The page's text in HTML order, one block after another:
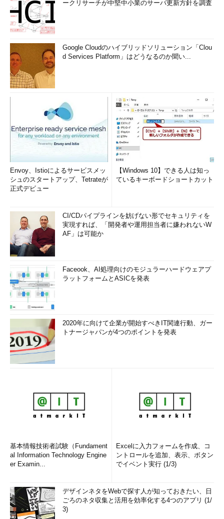
ークリサーチが中堅中小業のサーバ更新方針を調査
Google Cloudのハイブリッドソリューション「Clou
d Services Platform」はどうなるのか聞い...
Envoy、Istioによるサービスメッ
シュのスタートアップ、Tetrateが
正式デビュー
【Windows 10】できる人は知っ
ているキーボードショートカット
CI/CDパイプラインを妨げない形でセキュリティを
実現すれば、「開発者や運用担当者に嫌われないW
AF」は可能か
Faceook、AI処理向けのモジュラーハードウェアプ
ラットフォームとASICを発表
2020年に向けて企業が開始すべきIT関連行動、ガー
トナージャパンが4つのポイントを発表
基本情報技術者試験（Fundament
al Information Technology Engine
er Examin...
Excelに入力フォームを作成、コ
ントロールを追加、表示、ボタン
でイベント実行 (1/3)
デザインネタをWebで探す人が知っておきたい、日
ごろのネタ収集と活用を効率化する4つのアプリ (1/
3)